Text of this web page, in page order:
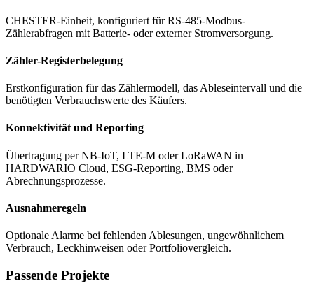
CHESTER-Einheit, konfiguriert für RS-485-Modbus-
Zählerabfragen mit Batterie- oder externer Stromversorgung.
Zähler-Registerbelegung
Erstkonfiguration für das Zählermodell, das Ableseintervall und die
benötigten Verbrauchswerte des Käufers.
Konnektivität und Reporting
Übertragung per NB-IoT, LTE-M oder LoRaWAN in
HARDWARIO Cloud, ESG-Reporting, BMS oder
Abrechnungsprozesse.
Ausnahmeregeln
Optionale Alarme bei fehlenden Ablesungen, ungewöhnlichem
Verbrauch, Leckhinweisen oder Portfoliovergleich.
Passende Projekte